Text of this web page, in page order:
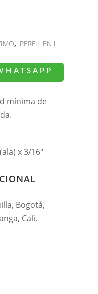
, PERFIL EN L
mínima de
x 3/16″
Bogotá,
Cali,